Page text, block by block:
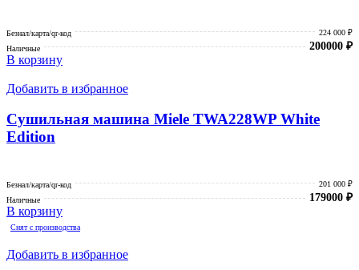
Безнал/карта/qr-код
224 000 ₽
Наличные
200000 ₽
В корзину
Добавить в избранное
Сушильная машина Miele TWA228WP White
Edition
Безнал/карта/qr-код
201 000 ₽
Наличные
179000 ₽
В корзину
Снят с производства
Добавить в избранное